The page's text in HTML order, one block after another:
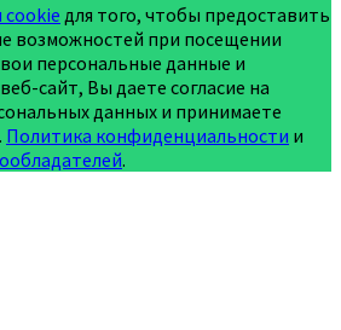
для того, чтобы предоставить
возможностей при посещении
персональные данные и
сайт, Вы даете согласие на
данных и принимаете
Политика конфиденциальности и
.